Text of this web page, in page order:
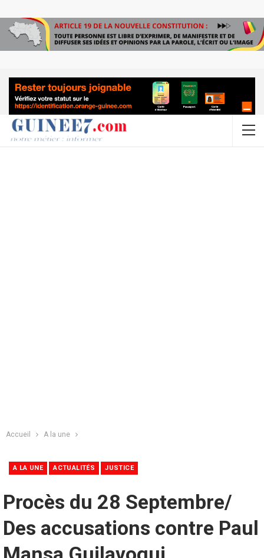
Accueil A la une
A LA UNE ACTUALITÉS JUSTICE
Procès du 28 Septembre/
Des accusations contre Paul